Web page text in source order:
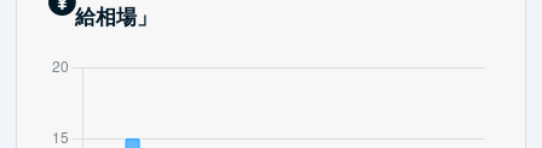
給相場」